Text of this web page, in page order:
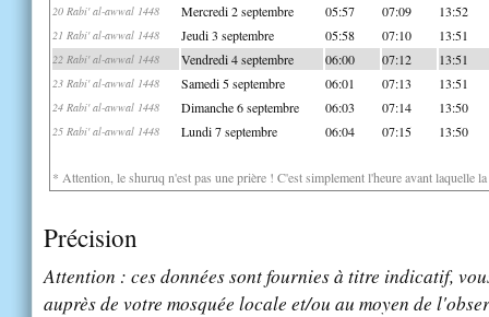
20 Rabi' al-awwal 1448 Mercredi 2 septembre 05:57 07:09 13:52
21 Rabi' al-awwal 1448 Jeudi 3 septembre 05:58 07:10 13:51
22 Rabi' al-awwal 1448 Vendredi 4 septembre 06:00 07:12 13:51
23 Rabi' al-awwal 1448 Samedi 5 septembre 06:01 07:13 13:51
24 Rabi' al-awwal 1448 Dimanche 6 septembre 06:03 07:14 13:50
25 Rabi' al-awwal 1448 Lundi 7 septembre 06:04 07:15 13:50
* Attention, le shuruq n'est pas une prière ! C'est simplement l'heure avant laquelle
Précision
Attention : ces données sont fournies à titre indicatif,
auprès de votre mosquée locale et/ou au moyen de